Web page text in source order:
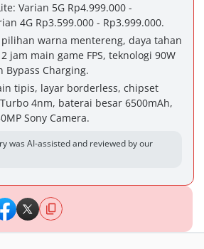
Varian 5G Rp4.999.000 -
4G Rp3.599.000 - Rp3.999.000.
pilihan warna mentereng, daya tahan
jam main game FPS, teknologi 90W
Bypass Charging.
tipis, layar borderless, chipset
4nm, baterai besar 6500mAh,
Sony Camera.
was AI-assisted and reviewed by our